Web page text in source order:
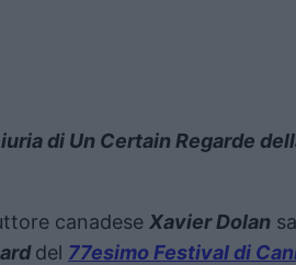
di Un Certain Regarde
canadese Xavier Dolan
del 77esimo Festival di